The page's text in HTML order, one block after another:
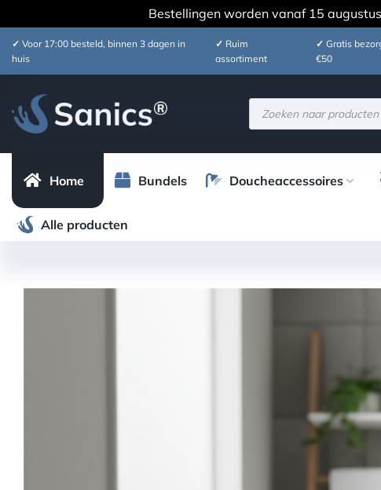
Bestellingen worden vanaf 15
naar
inhoud
✓ Voor 17:00 besteld, binnen 3 dagen in
huis
✓ Ruim
assortiment
✓ Gratis
€50
Producten
zoeken
Home Bundels Doucheaccessoires
Alle producten